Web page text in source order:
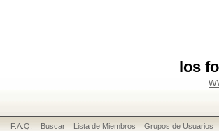
los
F.A.Q. Buscar Lista de Miembros Grupos de Usuarios